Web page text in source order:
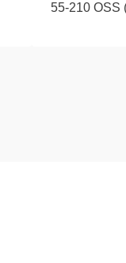
55‑210 OSS